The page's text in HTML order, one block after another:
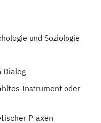
und Soziologie
Dialog
Instrument oder
Praxen